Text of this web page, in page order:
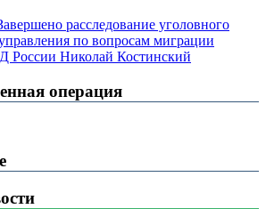
расследование уголовного
по вопросам миграции
России Николай Костинский
операция